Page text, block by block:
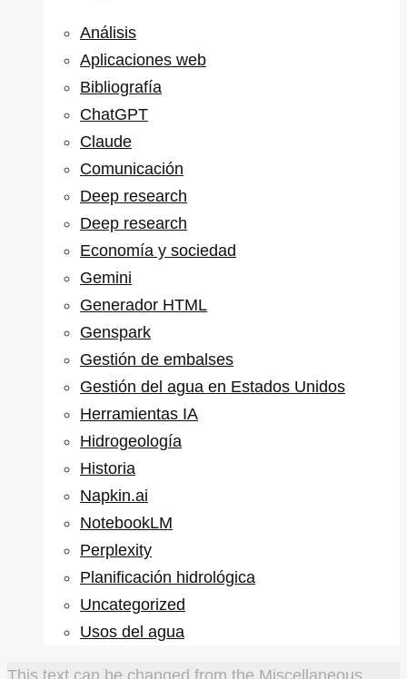
Análisis
Aplicaciones web
Bibliografía
ChatGPT
Claude
Comunicación
Deep research
Deep research
Economía y sociedad
Gemini
Generador HTML
Genspark
Gestión de embalses
Gestión del agua en Estados Unidos
Herramientas IA
Hidrogeología
Historia
Napkin.ai
NotebookLM
Perplexity
Planificación hidrológica
Uncategorized
Usos del agua
This text can be changed from the Miscellaneous